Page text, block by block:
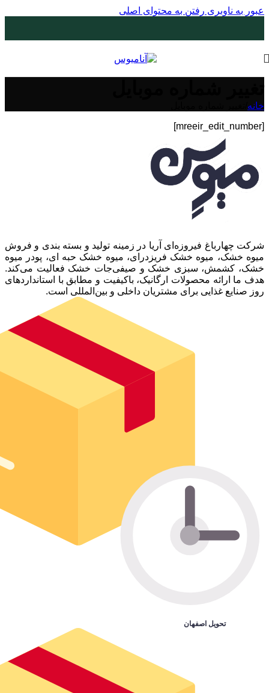
عبور به ناوبری رفتن به محتوای اصلی
خانه
[mreeir_edit_number]
شرکت چهارباغ فیروزه‌ای آریا در زمینه تولید و بسته بندی و فروش
میوه خشک، میوه خشک فریزدرای، میوه خشک حبه ای، پودر میوه
خشک، کشمش، سبزی خشک و صیفی‌جات خشک فعالیت می‌کند.
هدف ما ارائه محصولات ارگانیک، باکیفیت و مطابق با استانداردهای
روز صنایع غذایی برای مشتریان داخلی و بین‌المللی است.
تحویل اصفهان